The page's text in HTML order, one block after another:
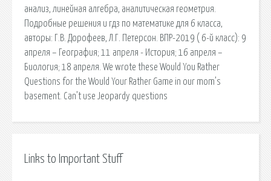
анализ, линейная алгебра, аналитическая геометрия.
Подробные решения и гдз по математике для 6 класса,
авторы: Г.В. Дорофеев, Л.Г. Петерсон. ВПР-2019 ( 6-й класс): 9
апреля – География; 11 апреля - История; 16 апреля –
Биология; 18 апреля. We wrote these Would You Rather
Questions for the Would Your Rather Game in our mom’s
basement. Can’t use Jeopardy questions
Links to Important Stuff